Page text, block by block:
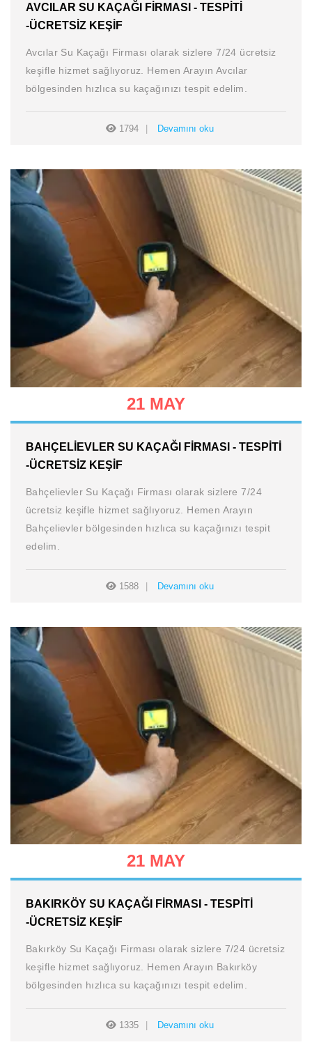
AVCILAR SU KAÇAĞI FIRMASI - TESPITI
-ÜCRETSIZ KEŞIF
Avcılar Su Kaçağı Firması olarak sizlere 7/24 ücretsiz
keşifle hizmet sağlıyoruz. Hemen Arayın Avcılar
bölgesinden hızlıca su kaçağınızı tespit edelim.
1794 Devamını oku
21 MAY
BAHÇELIEVLER SU KAÇAĞI FIRMASI - TESPITI
-ÜCRETSIZ KEŞIF
Bahçelievler Su Kaçağı Firması olarak sizlere 7/24
ücretsiz keşifle hizmet sağlıyoruz. Hemen Arayın
Bahçelievler bölgesinden hızlıca su kaçağınızı tespit
edelim.
1588 Devamını oku
21 MAY
BAKIRKÖY SU KAÇAĞI FIRMASI - TESPITI
-ÜCRETSIZ KEŞIF
Bakırköy Su Kaçağı Firması olarak sizlere 7/24 ücretsiz
keşifle hizmet sağlıyoruz. Hemen Arayın Bakırköy
bölgesinden hızlıca su kaçağınızı tespit edelim.
1335 Devamını oku